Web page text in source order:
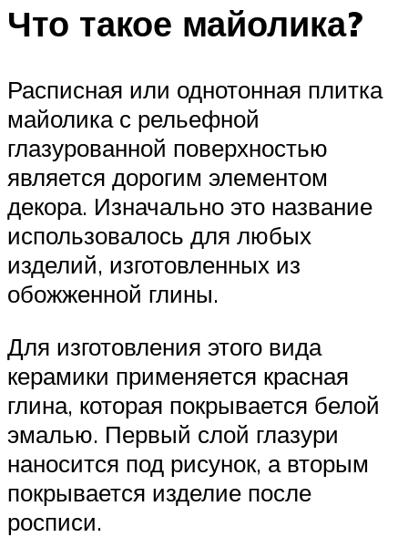
Что такое майолика?
Расписная или однотонная плитка
майолика с рельефной
глазурованной поверхностью
является дорогим элементом
декора. Изначально это название
использовалось для любых
изделий, изготовленных из
обожженной глины.
Для изготовления этого вида
керамики применяется красная
глина, которая покрывается белой
эмалью. Первый слой глазури
наносится под рисунок, а вторым
покрывается изделие после
росписи.